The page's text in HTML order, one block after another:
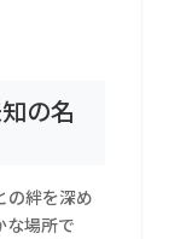
の名
の絆を深め
な場所で